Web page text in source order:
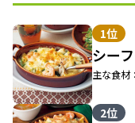
1位
シー
主な食材
2位